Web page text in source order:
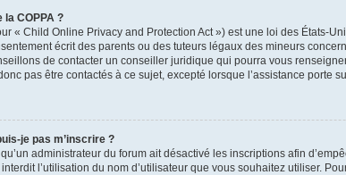
la COPPA ?
« Child Online Privacy and Protection Act ») est une loi des États-
écrit des parents ou des tuteurs légaux des mineurs
de contacter un conseiller juridique qui pourra vous
pas être contactés à ce sujet, excepté lorsque l’assistance porte
je pas m’inscrire ?
qu’un administrateur du forum ait désactivé les inscriptions afin
l’utilisation du nom d’utilisateur que vous souhaitez utiliser.